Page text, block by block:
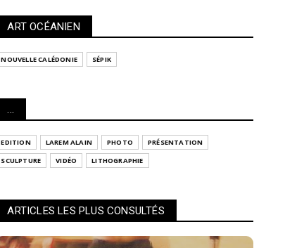
ART OCÉANIEN
NOUVELLE CALÉDONIE SÉPIK
...
EDITION LAREM ALAIN PHOTO
PRÉSENTATION
SCULPTURE
VIDÉO LITHOGRAPHIE
ARTICLES LES PLUS CONSULTÉS